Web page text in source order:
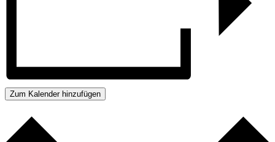
Zum Kalender hinzufügen